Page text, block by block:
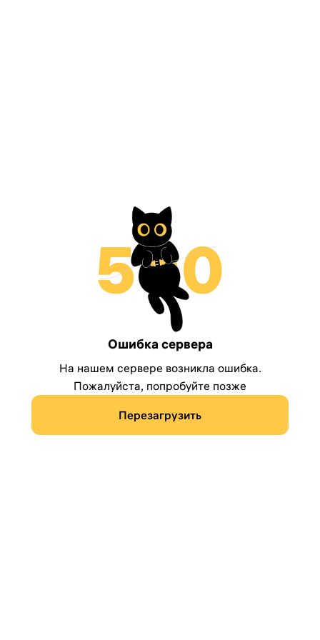
Ошибка сервера
На нашем сервере возникла ошибка.
Пожалуйста, попробуйте позже
Перезагрузить